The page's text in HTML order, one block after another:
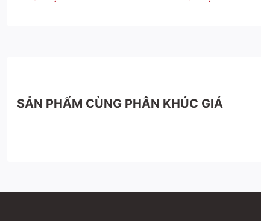
SẢN PHẨM CÙNG PHÂN KHÚC GIÁ